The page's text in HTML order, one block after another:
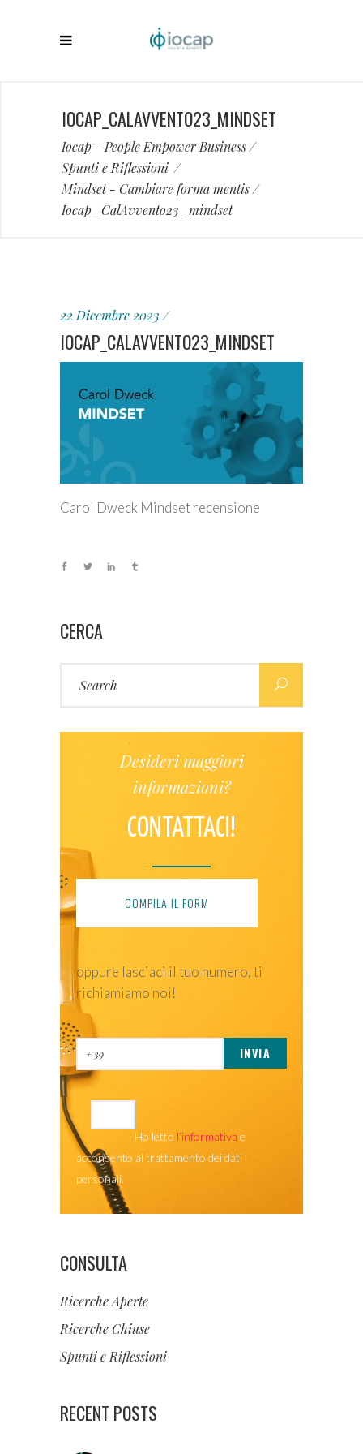
IOCAP_CALAVVENTO23_MINDSET
Iocap - People Empower Business/
Spunti e Riflessioni /
Mindset - Cambiare forma mentis/
Iocap_CalAvvento23_mindset
22 Dicembre 2023
IOCAP_CALAVVENTO23_MINDSET
Carol Dweck Mindset recensione
CERCA
for:
Desideri maggiori
informazioni?
CONTATTACI!
COMPILA IL FORM
oppure lasciaci il tuo numero, ti
richiamiamo noi!
Ho letto l’informativa e
acconsento al trattamento dei dati
personali.
CONSULTA
Ricerche Aperte
Ricerche Chiuse
Spunti e Riflessioni
RECENT POSTS